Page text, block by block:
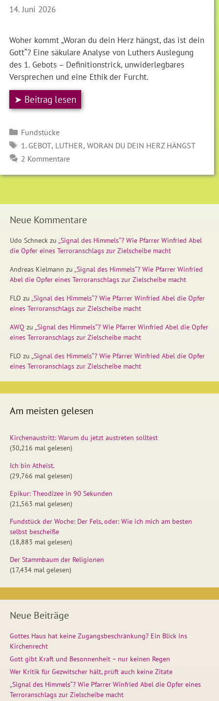
14. Juni 2026
Woher kommt „Woran du dein Herz hängst, das ist dein
Gott“? Eine säkulare Analyse von Luthers Auslegung
des 1. Gebots – Definitionstrick, unwiderlegbares
Versprechen und eine Ethik der Furcht.
➤ Beitrag lesen
Kategorien
Fundstücke
SCHLAGWÖRTER
1. GEBOT, LUTHER, WORAN DU DEIN HERZ HÄNGST
2 Kommentare
Neue Kommentare
Udo Schneck zu „Signal des Himmels“? Wie Pfarrer Winfried Abel
die Opfer eines Terroranschlags zur Zielscheibe macht
Andreas Kielmann zu „Signal des Himmels“? Wie Pfarrer Winfried
Abel die Opfer eines Terroranschlags zur Zielscheibe macht
FLO zu „Signal des Himmels“? Wie Pfarrer Winfried Abel die Opfer
eines Terroranschlags zur Zielscheibe macht
AWQ zu „Signal des Himmels“? Wie Pfarrer Winfried Abel die Opfer
eines Terroranschlags zur Zielscheibe macht
FLO zu „Signal des Himmels“? Wie Pfarrer Winfried Abel die Opfer
eines Terroranschlags zur Zielscheibe macht
Am meisten gelesen
Kirchenaustritt: Warum du jetzt austreten solltest
(30,216 mal gelesen)
Ich bin Atheist.
(29,766 mal gelesen)
Epikur: Theodizee in 90 Sekunden
(21,563 mal gelesen)
Fundstück der Woche: Der Fels, oder: Wie ich mich am besten
selbst bescheiße
(18,883 mal gelesen)
Der Stammbaum der Religionen
(17,434 mal gelesen)
Neue Beiträge
Gottes Haus hat keine Zugangsbeschränkung? Ein Blick ins
Kirchenrecht
Gott gibt Kraft und Besonnenheit – nur keinen Regen
Wer Kritik für Gezwitscher hält, prüft auch keine Zitate
„Signal des Himmels“? Wie Pfarrer Winfried Abel die Opfer eines
Terroranschlags zur Zielscheibe macht